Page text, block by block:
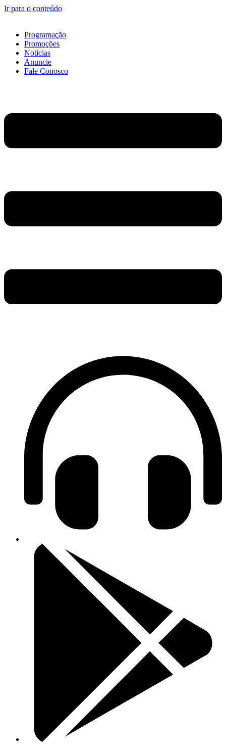
Ir para o conteúdo
Programação
Promoções
Notícias
Anuncie
Fale Conosco